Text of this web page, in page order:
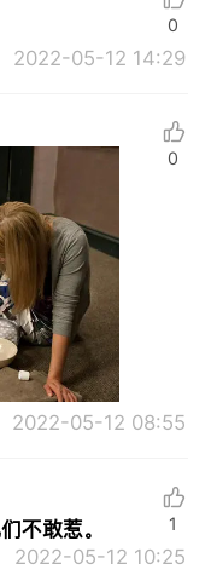
2022-05-12 14:29
0
2022-05-12 08:55
0
不敢惹。
2022-05-12 10:25
1